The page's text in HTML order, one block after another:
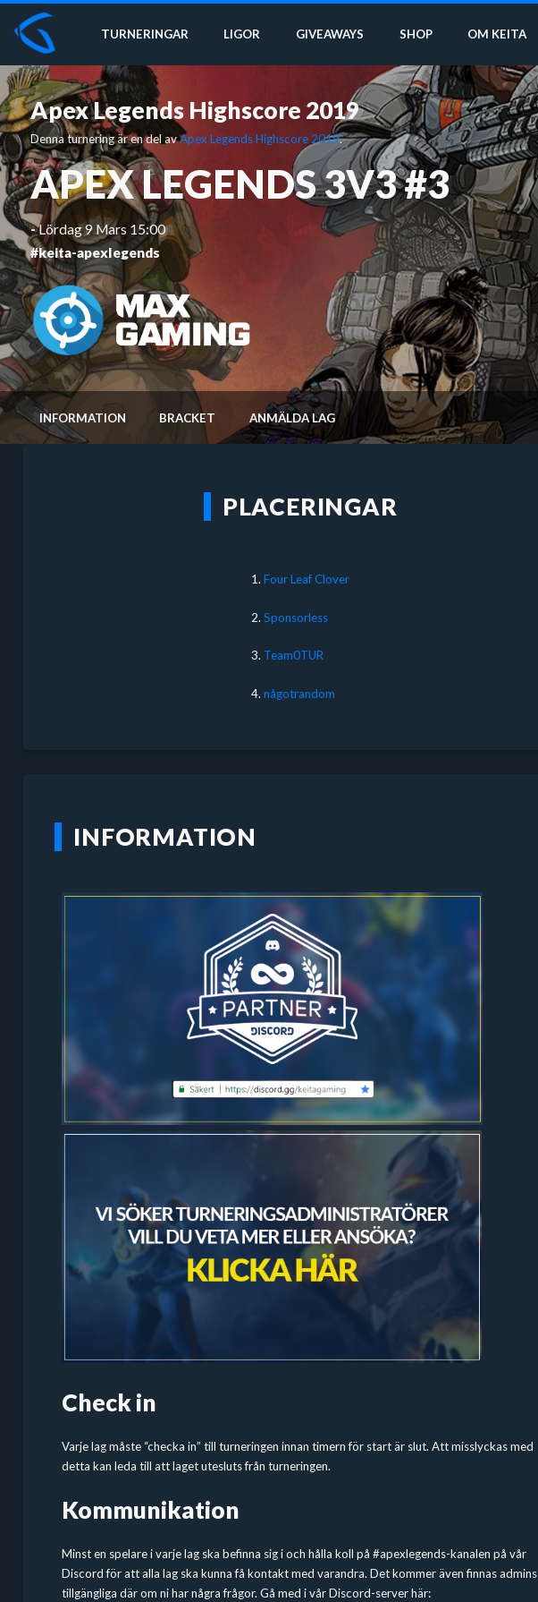
TURNERINGAR LIGOR GIVEAWAYS SHOP OM KEITA
Apex Legends Highscore 2019
Denna turnering är en del avApex Legends Highscore 2019.
APEX LEGENDS 3V3 #3
-Lördag 9 Mars 15:00
#keita-apexlegends
INFORMATION BRACKET ANMÄLDA LAG
PLACERINGAR
1.Four Leaf Clover
2. Sponsorless
3. Team0TUR
4. någotrandom
INFORMATION
Check in
Varje lag måste “checka in” till turneringen innan timern för start är slut. Att misslyckas med
detta kan leda till att laget utesluts från turneringen.
Kommunikation
Minst en spelare i varje lag ska befinna sig i och hålla koll på #apexlegends-kanalen på vår
Discord för att alla lag ska kunna få kontakt med varandra. Det kommer även finnas admins
tillgängliga där om ni har några frågor. Gå med i vår Discord-server här: